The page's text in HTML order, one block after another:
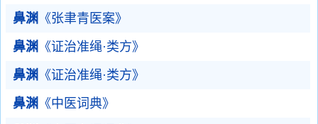
鼻渊 《张聿青医案》
鼻渊 《证治准绳·类方》
鼻渊 《证治准绳·类方》
鼻渊 《中医词典》